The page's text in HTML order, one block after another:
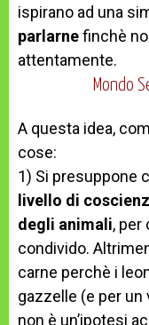
ispirano ad una
parlarnefinchè
attentamente.
Mondo
A questa idea,
cose:
1) Si presuppone
livello di
degli animali, per
condivido.
carne perchè i
gazzelle (e per
non è un’ipotesi